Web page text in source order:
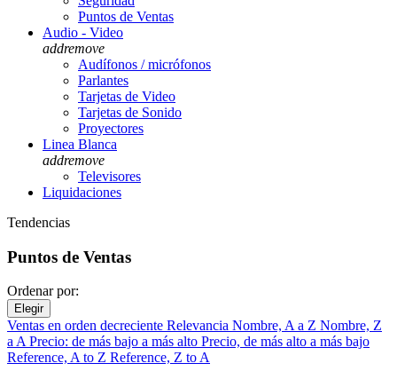
Puntos de Ventas
Audio - Video
addremove
Audífonos / micrófonos
Parlantes
Tarjetas de Video
Tarjetas de Sonido
Proyectores
Linea Blanca
addremove
Televisores
Liquidaciones
Tendencias
Puntos de Ventas
Ordenar por:
Elegir
Ventas en orden decreciente Relevancia Nombre, A a Z Nombre, Z
a APrecio: de más bajo a más alto Precio, de más alto a más bajo
Reference, A to Z Reference, Z to A